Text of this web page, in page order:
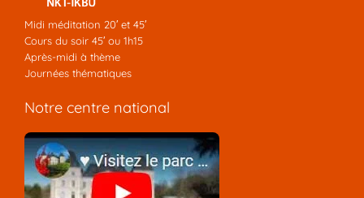
Midi méditation 20′ et 45′
Cours du soir 45′ ou 1h15
Après-midi à thème
Journées thématiques
Notre centre national